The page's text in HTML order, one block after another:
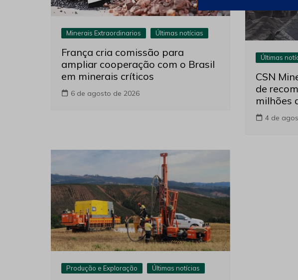
Minerais Extraordinarios Últimas notícias
França cria comissão para
ampliar cooperação com o Brasil
em minerais críticos
6 de agosto de 2026
Últimas
CSN
de
milhões
4 de
Produção e Exploração Últimas notícias